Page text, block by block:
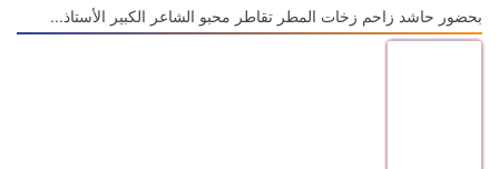
بحضور حاشد زاحم زخات المطر تقاطر محبو الشاعر الكبير الأستاذ...